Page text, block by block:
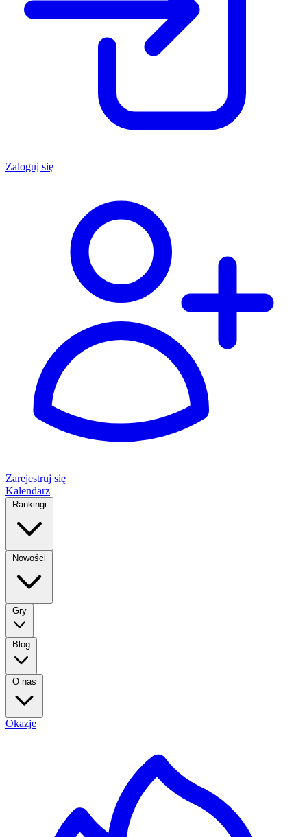
Zaloguj się
Zarejestruj się
Kalendarz
Rankingi
Nowości
Gry
Blog
O nas
Okazje